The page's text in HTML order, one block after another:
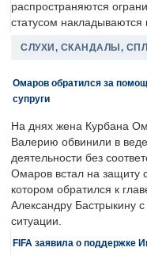
распространяются
статусом
СЛУХИ, СКАНДАЛЫ,
Омаров обратился за
супруги
На днях жена Курбана
Валерию обвинили в
деятельности без
Омаров встал на защиту
котором обратился к
Александру Бастрыкину
ситуации.
FIFA заявила о поддержке